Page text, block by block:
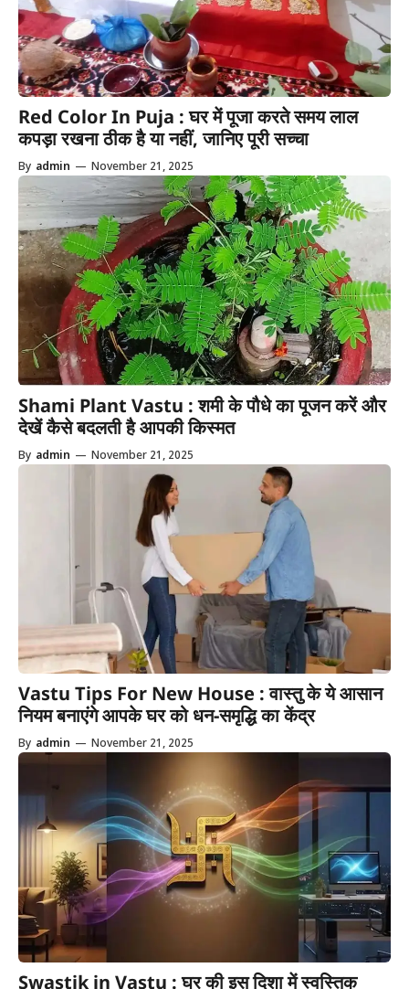
Red Color In Puja : घर में पूजा करते समय लाल
कपड़ा रखना ठीक है या नहीं, जानिए पूरी सच्चा
By admin — November 21, 2025
Shami Plant Vastu : शमी के पौधे का पूजन करें और
देखें कैसे बदलती है आपकी किस्मत
By admin — November 21, 2025
Vastu Tips For New House : वास्तु के ये आसान
नियम बनाएंगे आपके घर को धन-समृद्धि का केंद्र
By admin — November 21, 2025
Swastik in Vastu : घर की इस दिशा में स्वस्तिक